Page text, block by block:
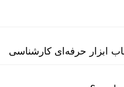
ابزار حرفه‌ای کارشناسی